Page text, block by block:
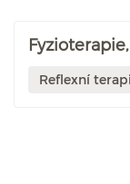
Reflexní